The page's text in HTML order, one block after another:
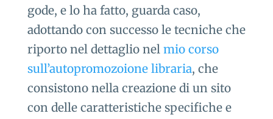
gode, e lo ha fatto, guarda caso,
adottando con successo le tecniche che
riporto nel dettaglio nel mio corso
sull’autopromozoione libraria, che
consistono nella creazione di un sito
con delle caratteristiche specifiche e